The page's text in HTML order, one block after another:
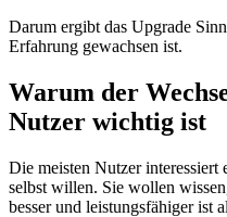
Darum ergibt das Upgrade
Erfahrung gewachsen ist.
Warum der
Nutzer wichtig ist
Die meisten Nutzer
selbst willen. Sie wollen
besser und leistungsfähiger ist